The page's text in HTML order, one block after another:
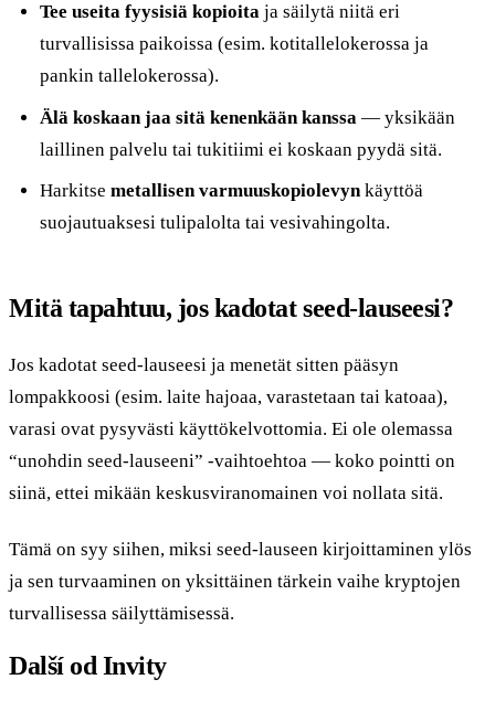
Tee useita fyysisiä kopioitaja säilytä niitä eri
turvallisissa paikoissa (esim. kotitallelokerossa ja
pankin tallelokerossa).
Älä koskaan jaa sitä kenenkään kanssa — yksikään
laillinen palvelu tai tukitiimi ei koskaan pyydä sitä.
Harkitse metallisen varmuuskopiolevynkäyttöä
suojautuaksesi tulipalolta tai vesivahingolta.
Mitä tapahtuu, jos kadotat seed-lauseesi?
Jos kadotat seed-lauseesi ja menetät sitten pääsyn
lompakkoosi (esim. laite hajoaa, varastetaan tai katoaa),
varasi ovat pysyvästi käyttökelvottomia. Ei ole olemassa
“unohdin seed-lauseeni” -vaihtoehtoa — koko pointti on
siinä, ettei mikään keskusviranomainen voi nollata sitä.
Tämä on syy siihen, miksi seed-lauseen kirjoittaminen ylös
ja sen turvaaminen on yksittäinen tärkein vaihe kryptojen
turvallisessa säilyttämisessä.
Další od Invity